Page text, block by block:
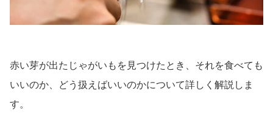
赤い芽が出たじゃがいもを見つけたとき、それを食べても
いいのか、どう扱えばいいのかについて詳しく解説しま
す。